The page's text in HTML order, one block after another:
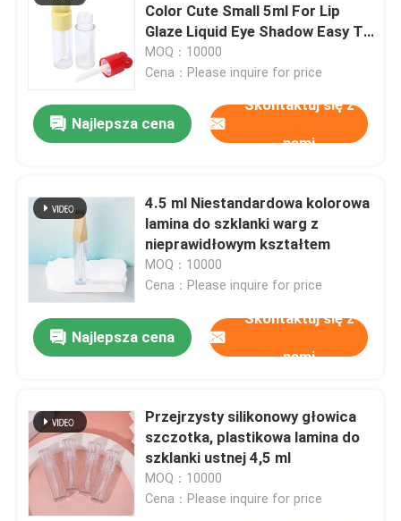
Color Cute Small 5ml For Lip
Glaze Liquid Eye Shadow Easy To
Carry
MOQ：10000
Cena：Please inquire for price
Najlepsza cena
Skontaktuj się z
nami
4.5 ml Niestandardowa kolorowa
lamina do szklanki warg z
nieprawidłowym kształtem
MOQ：10000
Cena：Please inquire for price
Najlepsza cena
Skontaktuj się z
nami
Przejrzysty silikonowy głowica
szczotka, plastikowa lamina do
szklanki ustnej 4,5 ml
MOQ：10000
Cena：Please inquire for price